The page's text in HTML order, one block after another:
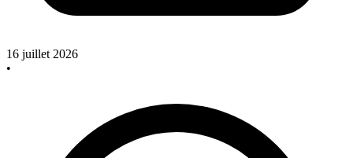
16 juillet 2026
•